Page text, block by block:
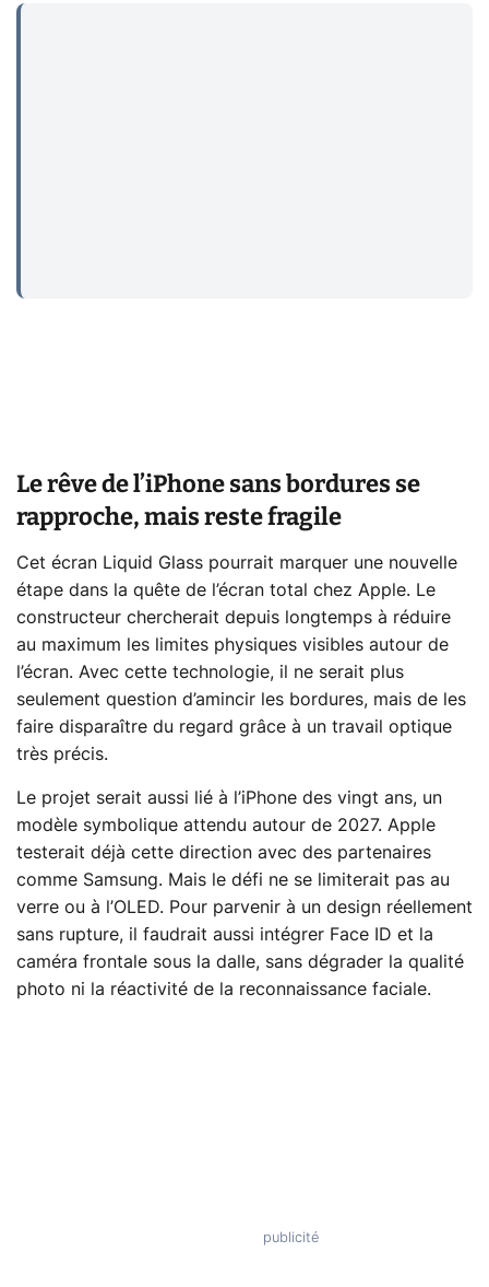
Le rêve de l’iPhone sans bordures se
rapproche, mais reste fragile
Cet écran Liquid Glass pourrait marquer une nouvelle
étape dans la quête de l’écran total chez Apple. Le
constructeur chercherait depuis longtemps à réduire
au maximum les limites physiques visibles autour de
l’écran. Avec cette technologie, il ne serait plus
seulement question d’amincir les bordures, mais de les
faire disparaître du regard grâce à un travail optique
très précis.
Le projet serait aussi lié à l’iPhone des vingt ans, un
modèle symbolique attendu autour de 2027. Apple
testerait déjà cette direction avec des partenaires
comme Samsung. Mais le défi ne se limiterait pas au
verre ou à l’OLED. Pour parvenir à un design réellement
sans rupture, il faudrait aussi intégrer Face ID et la
caméra frontale sous la dalle, sans dégrader la qualité
photo ni la réactivité de la reconnaissance faciale.